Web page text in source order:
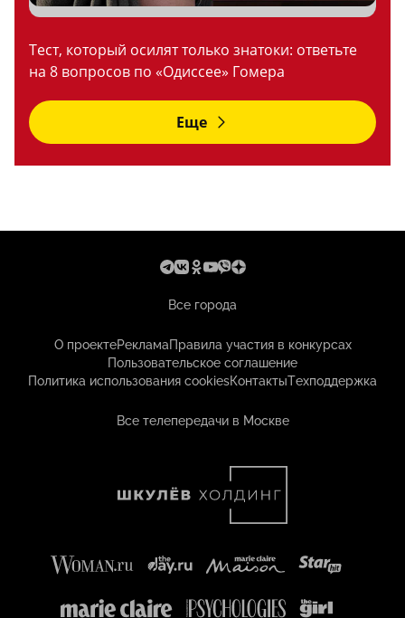
Тест, который осилят только знатоки: ответьте
на 8 вопросов по «Одиссее» Гомера
Еще
Все города
О проектеРекламаПравила участия в конкурсах
Пользовательское соглашение
Политика использования cookiesКонтактыТехподдержка
Все телепередачи в Москве